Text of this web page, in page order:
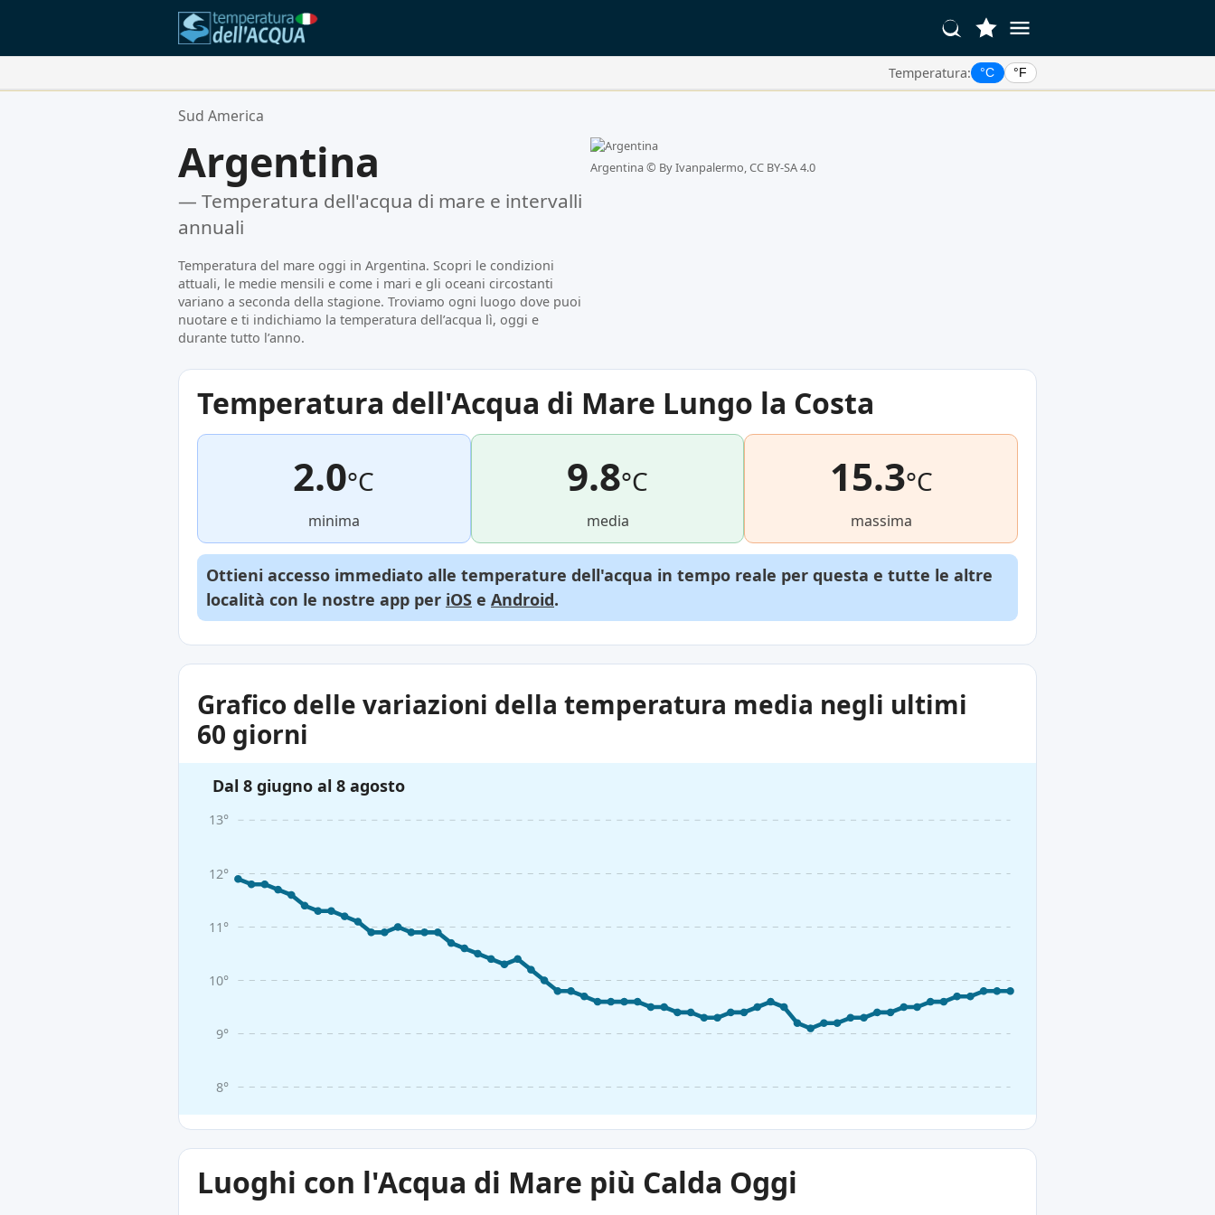
Temperatura: °C °F
Le Tue Posizioni Preferite:
Sud America
Argentina
— Temperatura dell'acqua di mare e intervalli
annuali
Temperatura del mare oggi in Argentina. Scopri le condizioni
attuali, le medie mensili e come i mari e gli oceani circostanti
variano a seconda della stagione. Troviamo ogni luogo dove puoi
nuotare e ti indichiamo la temperatura dell’acqua lì, oggi e
durante tutto l’anno.
Argentina © By Ivanpalermo, CC BY-SA 4.0
Temperatura dell'Acqua di Mare Lungo la Costa
2.0°C
minima
9.8°C
media
15.3°C
massima
Ottieni accesso immediato alle temperature dell'acqua in tempo reale per questa e tutte le altre
località con le nostre app per iOS e Android.
Grafico delle variazioni della temperatura media negli ultimi
60 giorni
Dal 8 giugno al 8 agosto
8°
9°
10°
11°
12°
13°
Luoghi con l'Acqua di Mare più Calda Oggi